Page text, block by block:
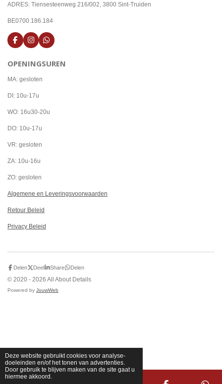
Deze website gebruikt cookies voor analyse-
doeleinden en/of het tonen van advertenties.
Door gebruik te blijven maken van de site gaat u
hiermee akkoord.
ADRES: Tiensesteenweg 216/002, 3800 Sint-Truiden
BE0700.186.184
F
a
e
o
I
n
t
g
m
W
h
t
OPENINGSUREN
MA: gesloten
DI: 10u-17u
WO: 16u30-20u
DO: 10u-17u
VR: gesloten
ZA: 10u-16u
ZO: gesloten
Algemene en Leveringsvoorwaarden
Retour Beleid
Privacy Beleid
Delen Deel Share Delen
© 2020 - 2026 All About Details
Powered by JouwWeb